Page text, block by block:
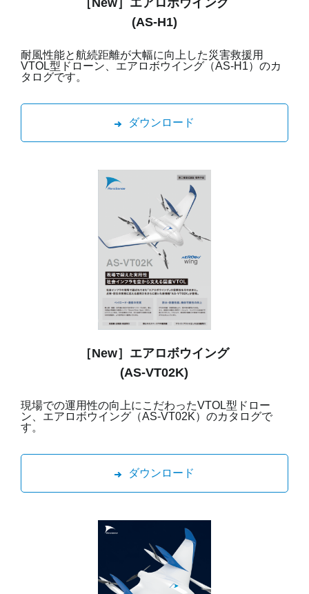
［New］エアロボウイング
(AS-H1)
耐風性能と航続距離が大幅に向上した災害救援用
VTOL型ドローン、エアロボウイング（AS-H1）のカ
タログです。
ダウンロード
［New］エアロボウイング
(AS-VT02K)
現場での運用性の向上にこだわったVTOL型ドロー
ン、エアロボウイング（AS-VT02K）のカタログで
す。
ダウンロード